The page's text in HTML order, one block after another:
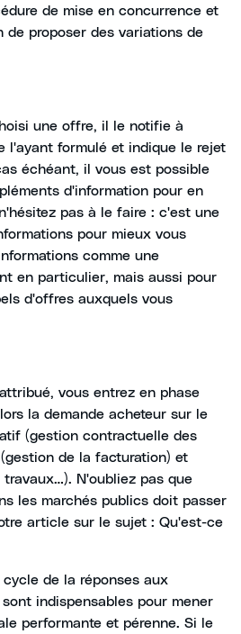
de mise en concurrence et
de proposer des variations de
une offre, il le notifie à
l'ayant formulé et indique le rejet
échéant, il vous est possible
d'information pour en
pas à le faire : c'est une
pour mieux vous
comme une
en particulier, mais aussi pour
d'offres auxquels vous
vous entrez en phase
la demande acheteur sur le
(gestion contractuelle des
de la facturation) et
N'oubliez pas que
les marchés publics doit passer
article sur le sujet : Qu'est-ce
de la réponses aux
indispensables pour mener
performante et pérenne. Si le